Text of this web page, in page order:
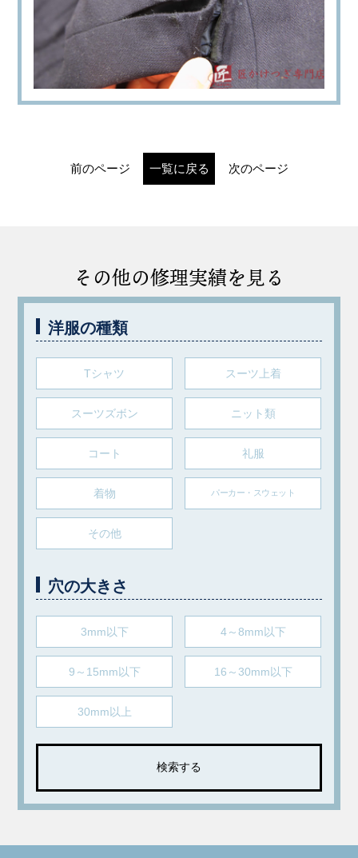
前のページ 一覧に戻る 次のページ
その他の修理実績を見る
洋服の種類
Tシャツ スーツ上着
スーツズボン ニット類
コート 礼服
着物 パーカー・スウェット
その他
穴の大きさ
3mm以下 4～8mm以下
9～15mm以下 16～30mm以下
30mm以上